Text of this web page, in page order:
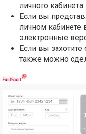
личного кабинета
Если вы
личном кабинете
электронные
Если вы захотите
также можно